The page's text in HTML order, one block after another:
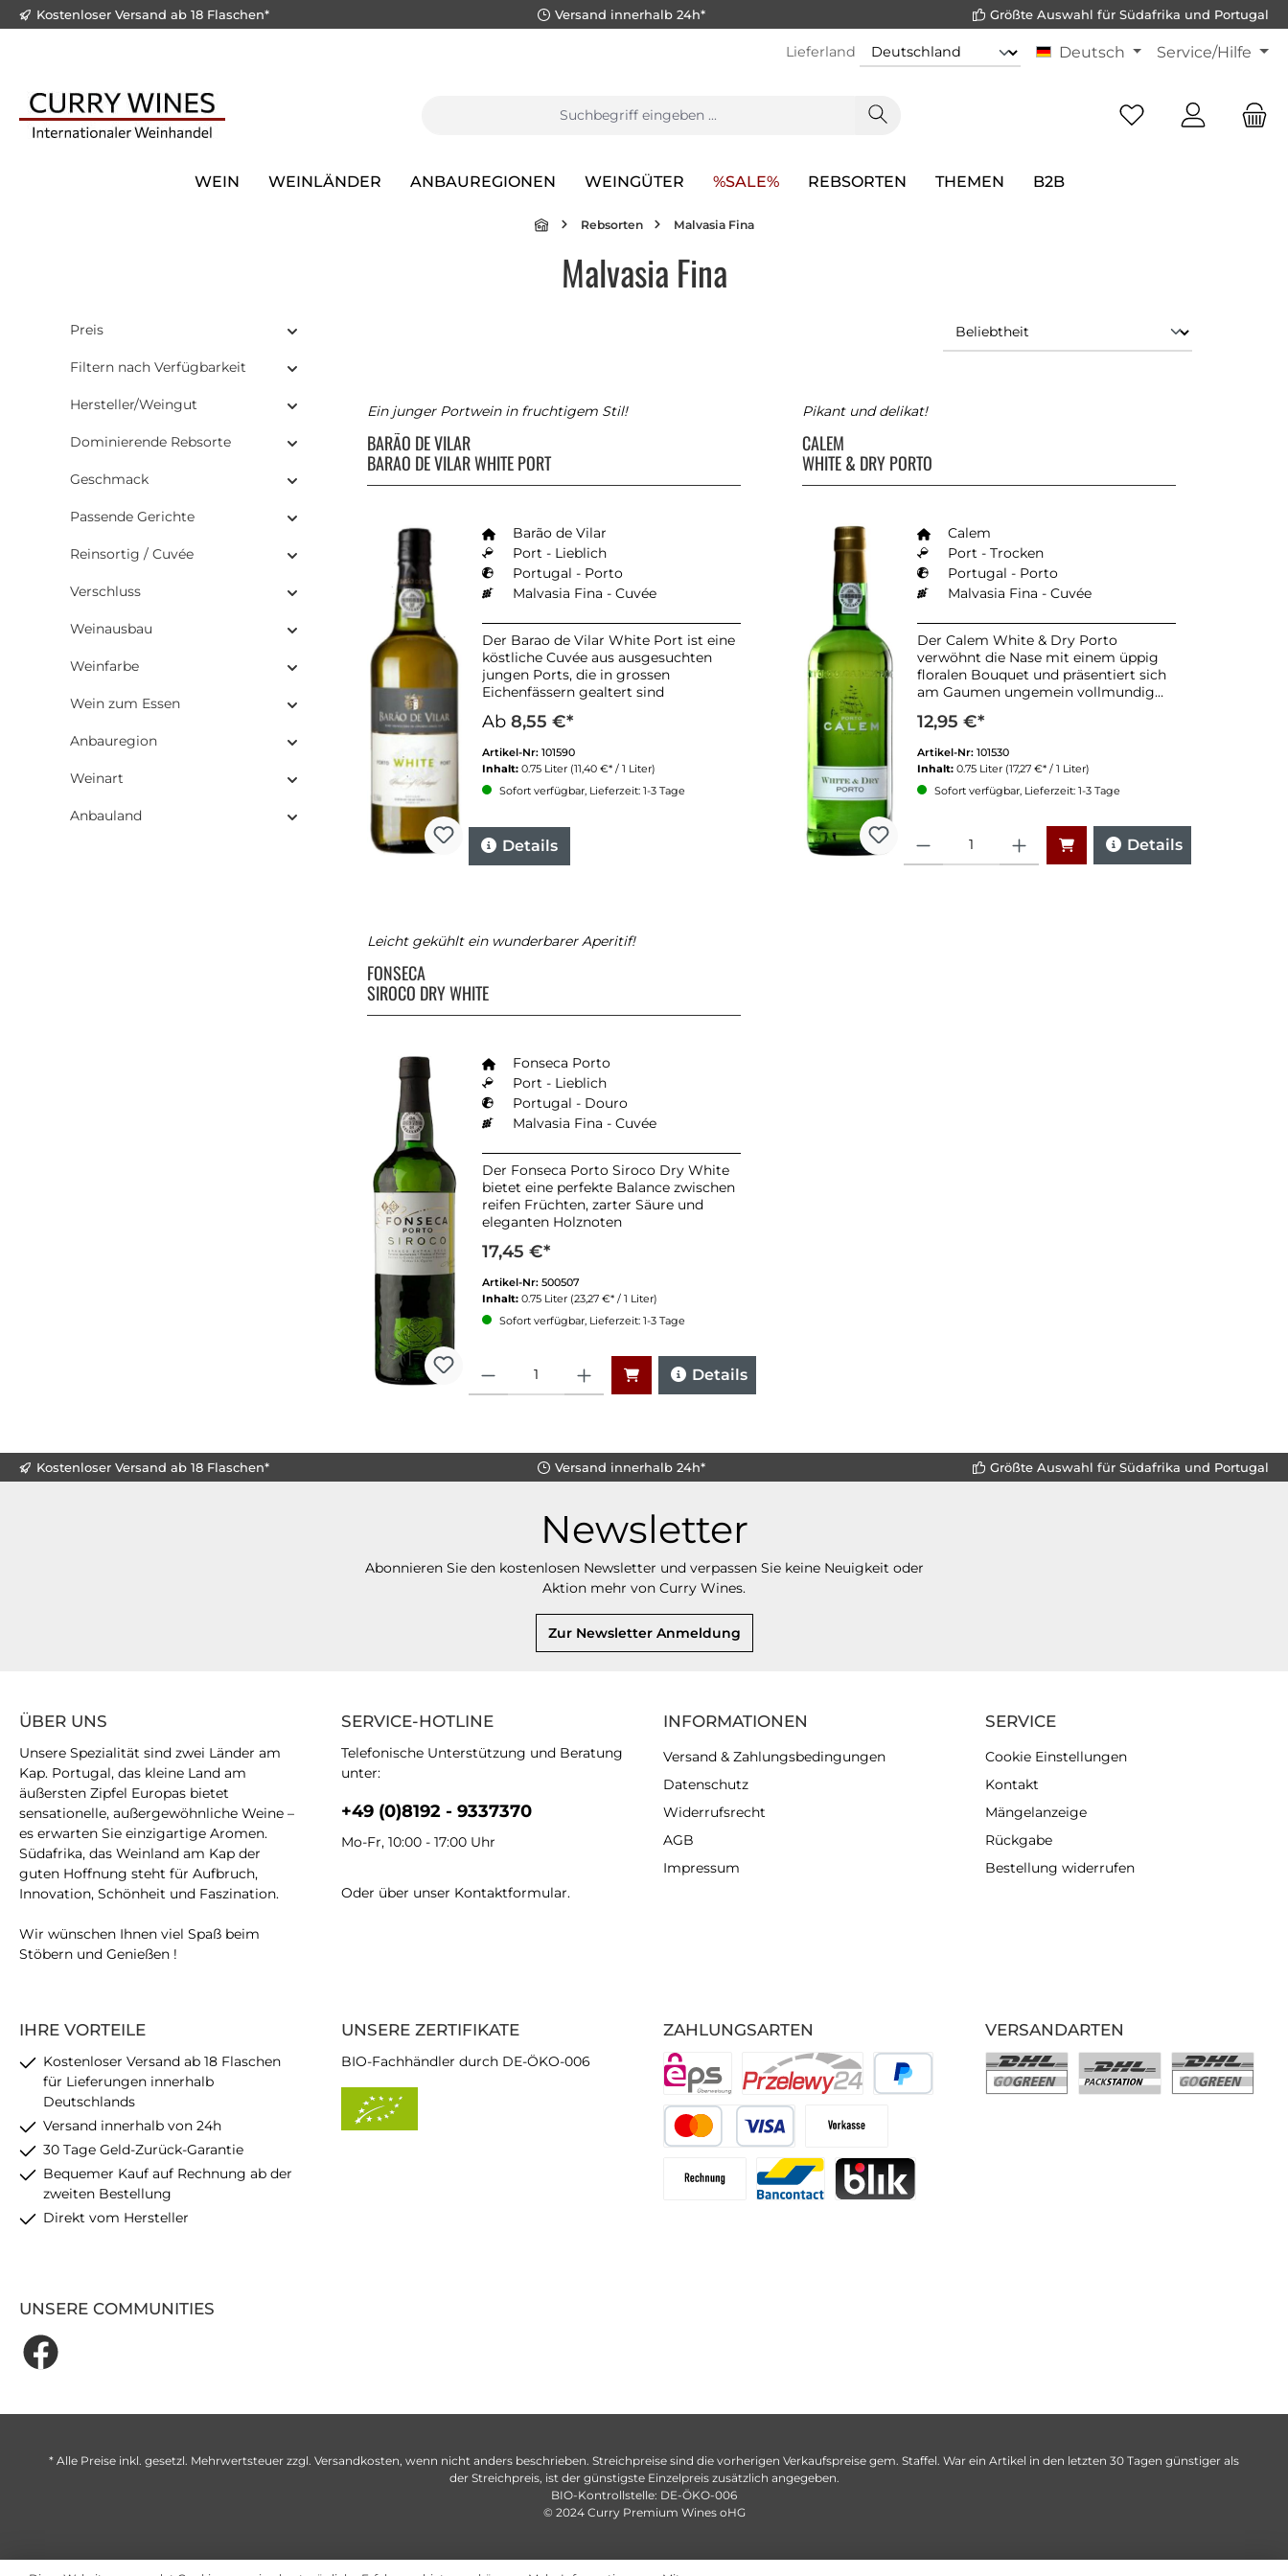
springen Zur Hauptnavigation springen
Kostenloser Versand ab 18 Flaschen* Versand innerhalb 24h* Größte Auswahl für Südafrika und Portugal
Lieferland Deutsch Service/Hilfe
WEIN WEINLÄNDER ANBAUREGIONEN WEINGÜTER %SALE% REBSORTEN THEMEN B2B
Rebsorten Malvasia Fina
Malvasia Fina
Preis
Filtern nach Verfügbarkeit
Hersteller/Weingut
Dominierende Rebsorte
Geschmack
Passende Gerichte
Reinsortig / Cuvée
Verschluss
Weinausbau
Weinfarbe
Wein zum Essen
Anbauregion
Weinart
Anbauland
Ein junger Portwein in fruchtigem Stil!
BARÃO DE VILAR
BARAO DE VILAR WHITE PORT
Barão de Vilar
Port - Lieblich
Portugal - Porto
Malvasia Fina - Cuvée
Der Barao de Vilar White Port ist eine
köstliche Cuvée aus ausgesuchten
jungen Ports, die in grossen
Eichenfässern gealtert sind
Ab 8,55 €*
Artikel-Nr: 101590
Inhalt: 0.75 Liter (11,40 €* / 1 Liter)
Sofort verfügbar, Lieferzeit: 1-3 Tage
Details
Pikant und delikat!
CALEM
WHITE & DRY PORTO
Calem
Port - Trocken
Portugal - Porto
Malvasia Fina - Cuvée
Der Calem White & Dry Porto
verwöhnt die Nase mit einem üppig
floralen Bouquet und präsentiert sich
am Gaumen ungemein vollmundig
12,95 €*
Artikel-Nr: 101530
Inhalt: 0.75 Liter (17,27 €* / 1 Liter)
Sofort verfügbar, Lieferzeit: 1-3 Tage
Details
Leicht gekühlt ein wunderbarer Aperitif!
FONSECA
SIROCO DRY WHITE
Fonseca Porto
Port - Lieblich
Portugal - Douro
Malvasia Fina - Cuvée
Der Fonseca Porto Siroco Dry White
bietet eine perfekte Balance zwischen
reifen Früchten, zarter Säure und
eleganten Holznoten
17,45 €*
Artikel-Nr: 500507
Inhalt: 0.75 Liter (23,27 €* / 1 Liter)
Sofort verfügbar, Lieferzeit: 1-3 Tage
Details
Kostenloser Versand ab 18 Flaschen* Versand innerhalb 24h* Größte Auswahl für Südafrika und Portugal
Newsletter
Abonnieren Sie den kostenlosen Newsletter und verpassen Sie keine Neuigkeit oder
Aktion mehr von Curry Wines.
Zur Newsletter Anmeldung
SERVICE-HOTLINE
Telefonische Unterstützung und Beratung
unter:
+49 (0)8192 - 9337370
Mo-Fr, 10:00 - 17:00 Uhr
Oder über unser Kontaktformular.
IHRE VORTEILE
Kostenloser Versand ab 18 Flaschen
für Lieferungen innerhalb
Deutschlands
Versand innerhalb von 24h
30 Tage Geld-Zurück-Garantie
Bequemer Kauf auf Rechnung ab der
zweiten Bestellung
Direkt vom Hersteller
ZAHLUNGSARTEN
ÜBER UNS
Unsere Spezialität sind zwei Länder am
Kap. Portugal, das kleine Land am
äußersten Zipfel Europas bietet
sensationelle, außergewöhnliche Weine –
es erwarten Sie einzigartige Aromen.
Südafrika, das Weinland am Kap der
guten Hoffnung steht für Aufbruch,
Innovation, Schönheit und Faszination.
Wir wünschen Ihnen viel Spaß beim
Stöbern und Genießen !
UNSERE ZERTIFIKATE
BIO-Fachhändler durch DE-ÖKO-006
INFORMATIONEN
Versand & Zahlungsbedingungen
Datenschutz
Widerrufsrecht
AGB
Impressum
SERVICE
Cookie Einstellungen
Kontakt
Mängelanzeige
Rückgabe
Bestellung widerrufen
UNSERE COMMUNITIES
VERSANDARTEN
* Alle Preise inkl. gesetzl. Mehrwertsteuer zzgl. Versandkosten, wenn nicht anders beschrieben. Streichpreise sind die vorherigen Verkaufspreise gem. Staffel. War ein Artikel in den letzten 30 Tagen günstiger als
der Streichpreis, ist der günstigste Einzelpreis zusätzlich angegeben.
BIO-Kontrollstelle: DE-ÖKO-006
© 2024 Curry Premium Wines oHG